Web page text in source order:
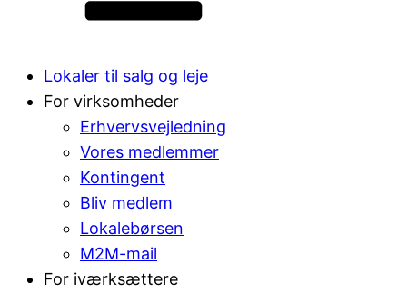
Lokaler til salg og leje
For virksomheder
Erhvervsvejledning
Vores medlemmer
Kontingent
Bliv medlem
Lokalebørsen
M2M-mail
For iværksættere